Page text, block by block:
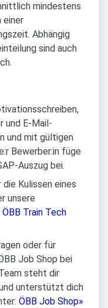
mindestens
einer
Abhängig
sind auch
und E-Mail-
und mit gültigen
Bewerber:in füge
Auszug bei.
Kulissen eines
unsere
ÖBB Train Tech
oder für
Job Shop bei
steht dir
unterstützt dich
ÖBB Job Shop»